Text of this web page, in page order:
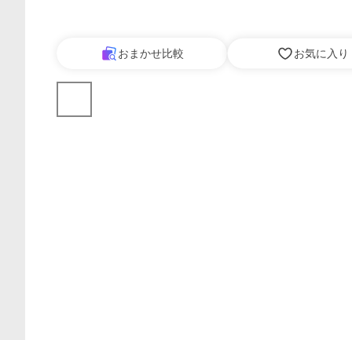
おまかせ比較 お気に入り